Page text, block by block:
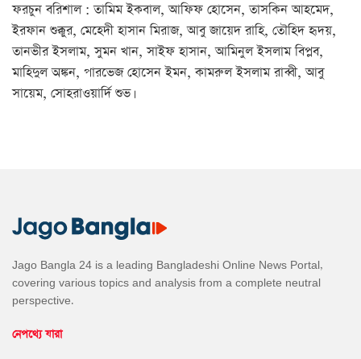
ফরচুন বরিশাল : তামিম ইকবাল, আফিফ হোসেন, তাসকিন আহমেদ,
ইরফান শুক্কুর, মেহেদী হাসান মিরাজ, আবু জায়েদ রাহি, তৌহিদ হৃদয়,
তানভীর ইসলাম, সুমন খান, সাইফ হাসান, আমিনুল ইসলাম বিপ্লব,
মাহিদুল অঙ্কন, পারভেজ হোসেন ইমন, কামরুল ইসলাম রাব্বী, আবু
সায়েম, সোহরাওয়ার্দি শুভ।
Jago Bangla 24 is a leading Bangladeshi Online News Portal,
covering various topics and analysis from a complete neutral
perspective.
নেপথ্যে যারা